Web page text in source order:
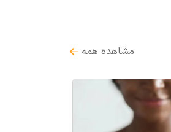
مشاهده همه